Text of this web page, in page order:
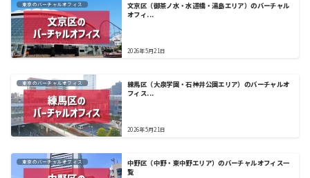
東京のバーチャルオフィス
文京区（御茶ノ水・水道橋・湯島エリア）のバーチャル
オフィ...
2026年5月21日
東京のバーチャルオフィス
練馬区（大泉学園・石神井公園エリア）のバーチャルオ
フィス...
2026年5月21日
東京のバーチャルオフィス
中野区（中野・東中野エリア）のバーチャルオフィス一
覧